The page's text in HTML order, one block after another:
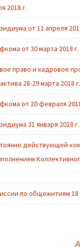
2018 г.
от 11 апреля
от 30 марта 2018 г.
право и кадровое
28-29 марта 2018 г.
от 20 февраля
31 января 2018 г.
действующей
по общежитиям 18